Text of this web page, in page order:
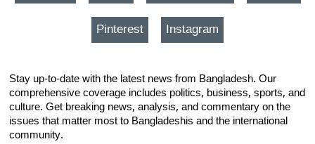
Pinterest Instagram
Stay up-to-date with the latest news from Bangladesh. Our
comprehensive coverage includes politics, business, sports, and
culture. Get breaking news, analysis, and commentary on the
issues that matter most to Bangladeshis and the international
community.